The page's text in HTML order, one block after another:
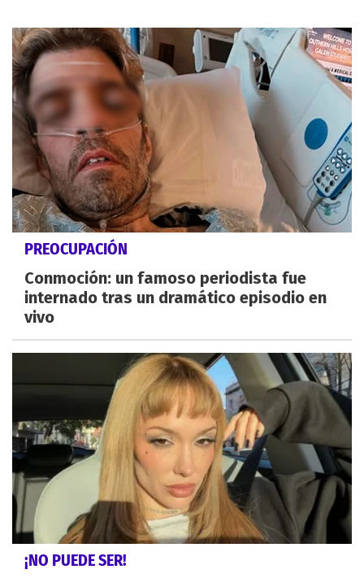
PREOCUPACIÓN
Conmoción: un famoso periodista fue
internado tras un dramático episodio en
vivo
¡NO PUEDE SER!